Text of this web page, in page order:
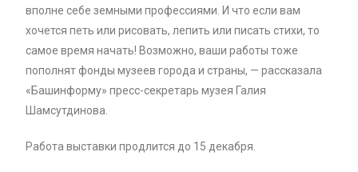
вполне себе земными профессиями. И что если вам
хочется петь или рисовать, лепить или писать стихи, то
самое время начать! Возможно, ваши работы тоже
пополнят фонды музеев города и страны, — рассказала
«Башинформу» пресс-секретарь музея Галия
Шамсутдинова.
Работа выставки продлится до 15 декабря.